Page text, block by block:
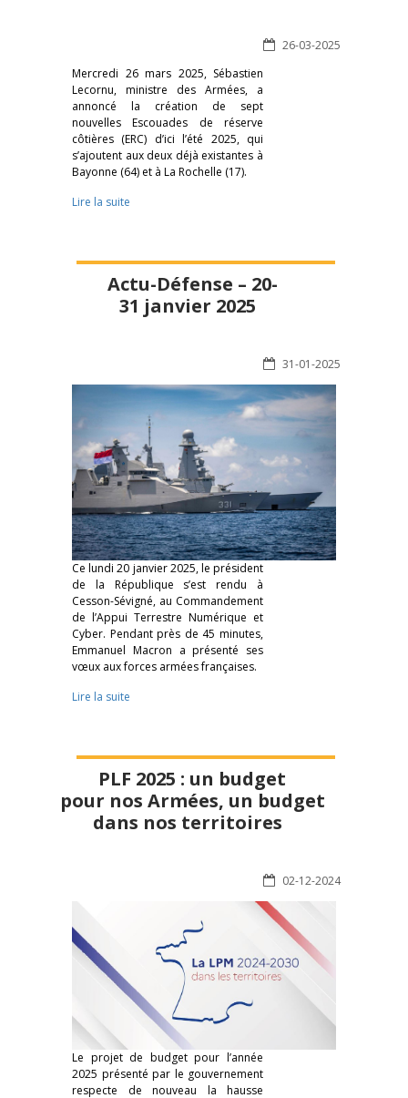
26-03-2025
Mercredi 26 mars 2025, Sébastien
Lecornu, ministre des Armées, a
annoncé la création de sept
nouvelles Escouades de réserve
côtières (ERC) d’ici l’été 2025, qui
s’ajoutent aux deux déjà existantes à
Bayonne (64) et à La Rochelle (17).
Lire la suite
Actu-Défense – 20-
31 janvier 2025
31-01-2025
Ce lundi 20 janvier 2025, le président
de la République s’est rendu à
Cesson-Sévigné, au Commandement
de l’Appui Terrestre Numérique et
Cyber. Pendant près de 45 minutes,
Emmanuel Macron a présenté ses
vœux aux forces armées françaises.
Lire la suite
PLF 2025 : un budget
pour nos Armées, un budget
dans nos territoires
02-12-2024
Le projet de budget pour l’année
2025 présenté par le gouvernement
respecte de nouveau la hausse